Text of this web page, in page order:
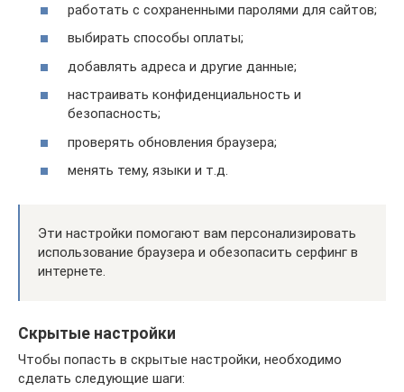
работать с сохраненными паролями для сайтов;
выбирать способы оплаты;
добавлять адреса и другие данные;
настраивать конфиденциальность и
безопасность;
проверять обновления браузера;
менять тему, языки и т.д.
Эти настройки помогают вам персонализировать
использование браузера и обезопасить серфинг в
интернете.
Скрытые настройки
Чтобы попасть в скрытые настройки, необходимо
сделать следующие шаги: